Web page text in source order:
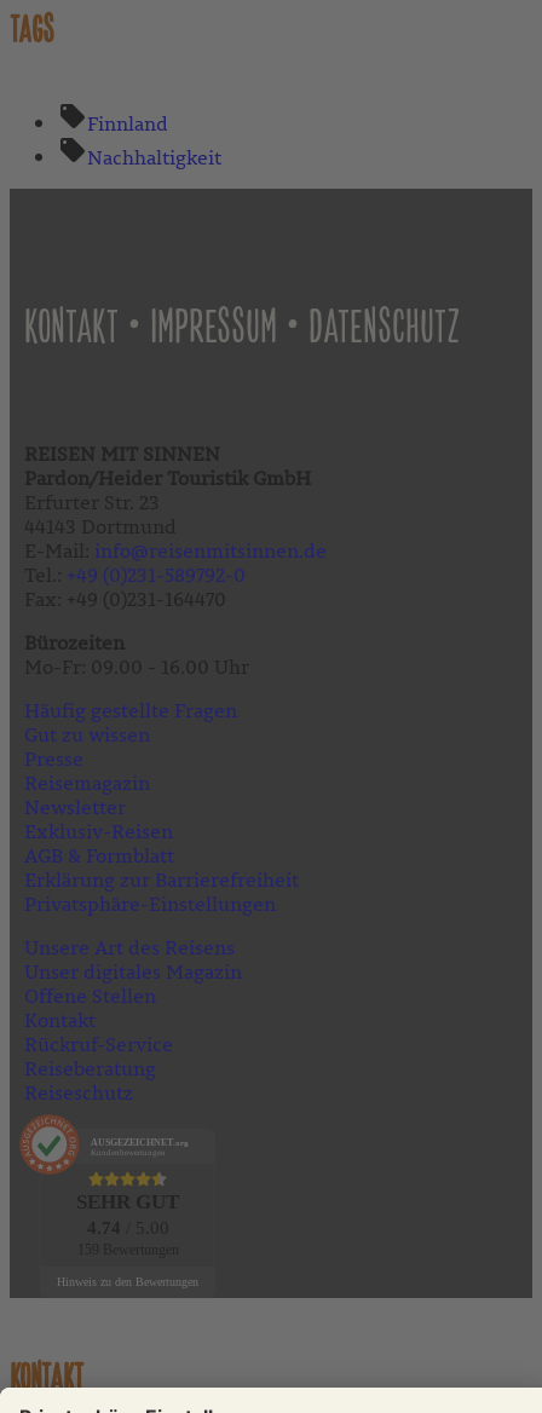
TAGS
Finnland
Nachhaltigkeit
KONTAKT • IMPRESSUM • DATENSCHUTZ
info@reisenmitsinnen.de
+49 (0)231-589792-0
Häufig gestellte Fragen
Gut zu wissen
Presse
Reisemagazin
Newsletter
Exklusiv-Reisen
AGB & Formblatt
Erklärung zur Barrierefreiheit
Privatsphäre-Einstellungen
Unsere Art des Reisens
Unser digitales Magazin
Offene Stellen
Kontakt
Rückruf-Service
Reiseberatung
Reiseschutz
AUSGEZEICHNET .org
Kundenbewertungen
Hinweis zu den Bewertungen
KONTAKT